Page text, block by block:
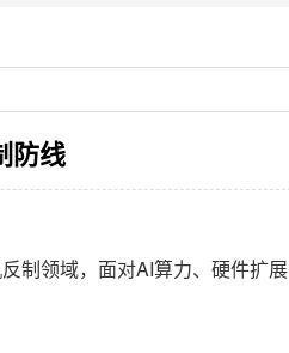
防线
制领域，面对AI算力、硬件扩展